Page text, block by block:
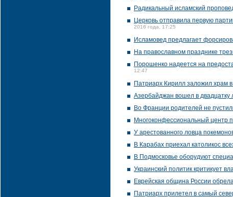
Радикальный исламский
Церковь отправила первую
2016 года, 17:25
Исламовед предлагает
На православном празднике
Порошенко надеется на
12:47
Патриарх Кирилл заложил храм
Азербайджан вошел в двадцатку
Во Франции родителей не
Многоконфессиональный центр
У арестованного ловца
В Карабах приехал католикос
В Подмосковье оборудуют
Украинский политик критикует
Еврейская община России
Патриарх прилетел в самый